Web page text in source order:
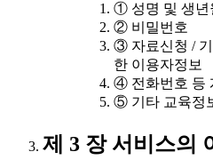
① 성명 및 생년
② 비밀번호
③ 자료신청 / 기
한 이용자정보
④ 전화번호 등
⑤ 기타 교육정
제 3 장 서비스의